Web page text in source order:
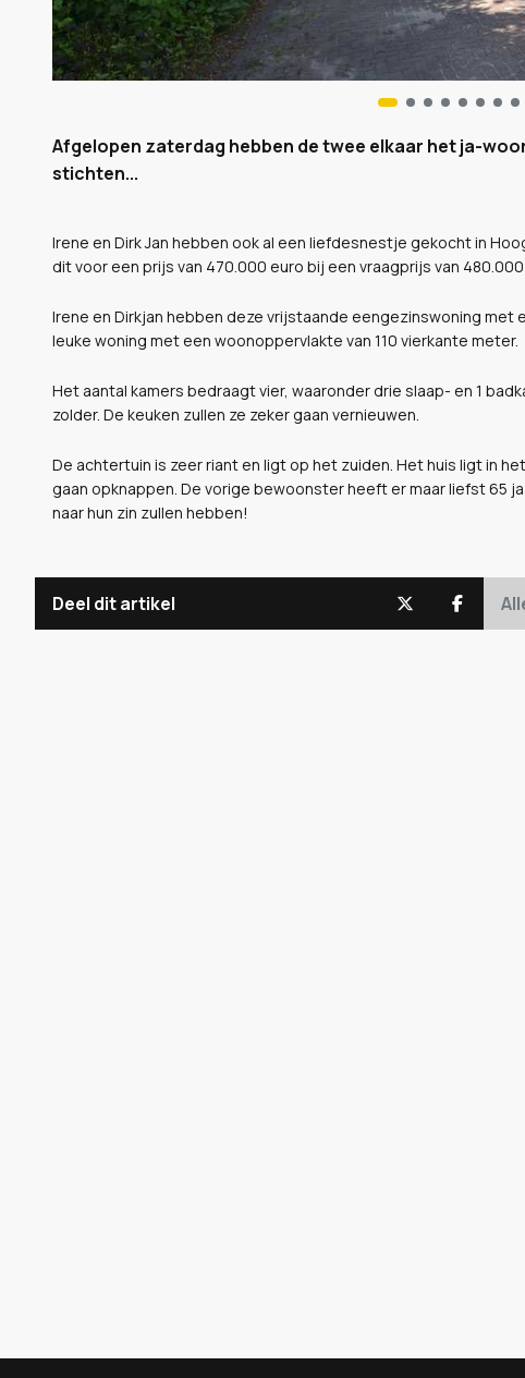
Afgelopen zaterdag hebben de twee elkaar het ja-
stichten...
Irene en Dirk Jan hebben ook al een liefdesnestje gekocht in
dit voor een prijs van 470.000 euro bij een vraagprijs van 480.000
Irene en Dirkjan hebben deze vrijstaande eengezinswoning
leuke woning met een woonoppervlakte van 110 vierkante meter.
Het aantal kamers bedraagt vier, waaronder drie slaap- en 1
zolder. De keuken zullen ze zeker gaan vernieuwen.
De achtertuin is zeer riant en ligt op het zuiden. Het huis ligt in
gaan opknappen. De vorige bewoonster heeft er maar liefst 65
naar hun zin zullen hebben!
Deel dit artikel